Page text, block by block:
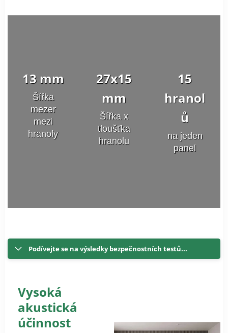
13 mm
Šířka
mezer
mezi
hranoly
27x15
mm
Šířka x
tloušťka
hranolu
15
hranol
ů
na jeden
panel
Podívejte se na výsledky bezpečnostních testů...
Vysoká
akustická
účinnost